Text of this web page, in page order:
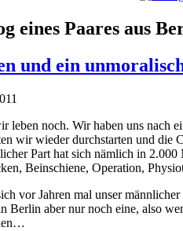
eines Paares aus
und ein
leben noch. Wir haben uns nach
wir wieder durchstarten und die
Part hat sich nämlich in 2.000
Beinschiene, Operation,
vor Jahren mal unser
Berlin aber nur noch eine, also